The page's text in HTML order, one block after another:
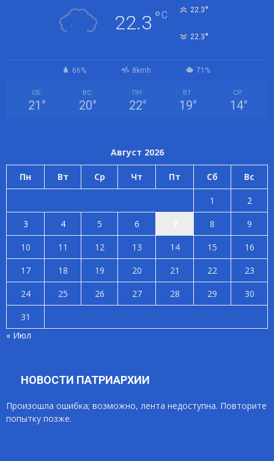
22.3 °C 22.3°
22.3°
66% 8kmh 71%
СБ
21 °
ВС
20°
ПН
22°
ВТ
19°
СР
14°
Август 2026
Пн Вт Ср Чт Пт Сб Вс
1
2
3
4 5 6 8
9
10
11 12 13 14 15
16
17
18 19 20 21 22
23
24
25 26 27 28 29
30
31
« Июл
НОВОСТИ ПАТРИАРХИИ
Произошла ошибка; возможно, лента недоступна. Повторите
попытку позже.